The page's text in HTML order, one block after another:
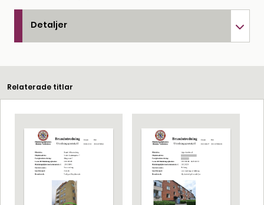
Detaljer
Relaterade titlar